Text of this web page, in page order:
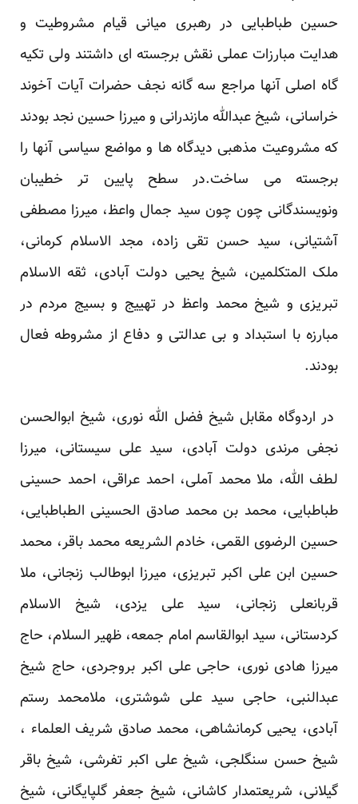
حسین طباطبایی در رهبری میانی قیام مشروطیت و
هدایت مبارزات عملی نقش برجسته ای داشتند ولی تکیه
گاه اصلی آنها مراجع سه گانه نجف حضرات آیات آخوند
خراسانی، شیخ عبدالله مازندرانی و میرزا حسین نجد بودند
که مشروعیت مذهبی دیدگاه ها و مواضع سیاسی آنها را
برجسته می ساخت.در سطح پایین تر خطیبان
ونویسندگانی چون چون سید جمال واعظ، میرزا مصطفی
آشتیانی، سید حسن تقی زاده، مجد الاسلام کرمانی،
ملک المتکلمین، شیخ یحیی دولت آبادی، ثقه الاسلام
تبریزی و شیخ محمد واعظ در تهییج و بسیج مردم در
مبارزه با استبداد و بی عدالتی و دفاع از مشروطه فعال
بودند.
در اردوگاه مقابل شیخ فضل الله نوری، شیخ ابوالحسن
نجفی مرندی دولت آبادی، سید علی سیستانی، میرزا
لطف الله، ملا محمد آملی، احمد عراقی، احمد حسینی
طباطبایی، محمد بن محمد صادق الحسینی الطباطبایی،
حسین الرضوی القمی، خادم الشریعه محمد باقر، محمد
حسین ابن علی اکبر تبریزی، میرزا ابوطالب زنجانی، ملا
قربانعلی زنجانی، سید علی یزدی، شیخ الاسلام
کردستانی، سید ابوالقاسم امام جمعه، ظهیر السلام، حاج
میرزا هادی نوری، حاجی علی اکبر بروجردی، حاج شیخ
عبدالنبی، حاجی سید علی شوشتری، ملامحمد رستم
آبادی، یحیی کرمانشاهی، محمد صادق شریف العلماء ،
شیخ حسن سنگلجی، شیخ علی اکبر تفرشی، شیخ باقر
گیلانی، شریعتمدار کاشانی، شیخ جعفر گلپایگانی، شیخ